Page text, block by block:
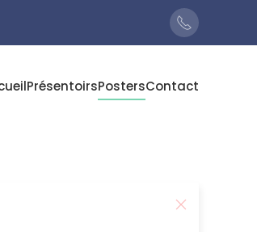
PrésentoirsPostersContact